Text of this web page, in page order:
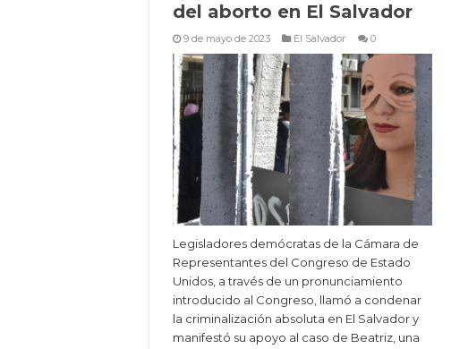
del aborto en El Salvador
9 de mayo de 2023 El Salvador 0
Legisladores demócratas de la Cámara de
Representantes del Congreso de Estado
Unidos, a través de un pronunciamiento
introducido al Congreso, llamó a condenar
la criminalización absoluta en El Salvador y
manifestó su apoyo al caso de Beatriz, una